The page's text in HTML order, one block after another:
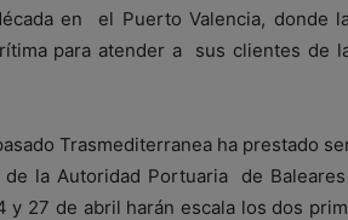
en el Puerto Valencia, donde
para atender a sus clientes de
Trasmediterranea ha prestado
la Autoridad Portuaria de
y 27 de abril harán escala los dos